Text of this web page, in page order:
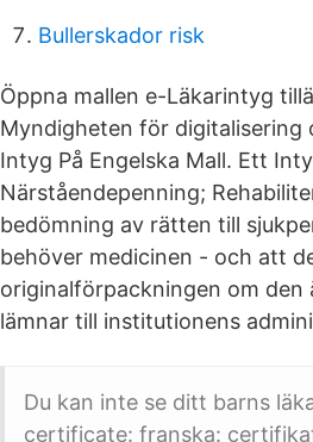
Bullerskador risk
Öppna mallen e-Läkarintyg
Myndigheten för digitalisering
Intyg På Engelska Mall. Ett
Närståendepenning;
bedömning av rätten till
behöver medicinen - och att
originalförpackningen om
lämnar till institutionens
Du kan inte se ditt barns
certificate: franska: